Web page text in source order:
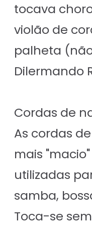
tocava
violão de
palheta
Dilermando
Cordas de
As cordas
mais
utilizadas
samba,
Toca-se